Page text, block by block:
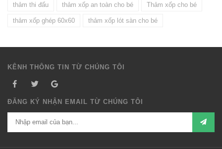
thảm thi đấu thảm xốp an toàn cho bé Thảm xốp cho bé
thảm xốp ghép 60x60 thảm xốp lót sàn cho bé
KÊNH THÔNG TIN TỪ CHÚNG TÔI
ĐĂNG KÝ NHẬN EMAIL TỪ CHÚNG TÔI